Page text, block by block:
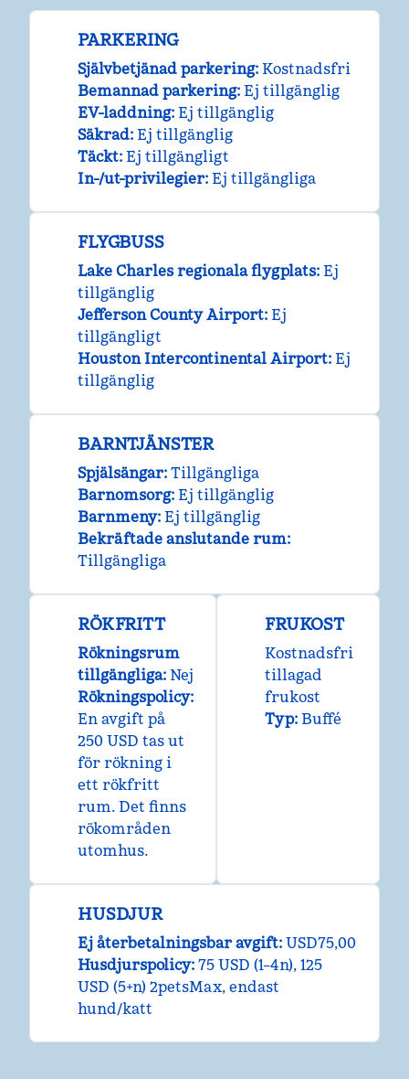
PARKERING
Självbetjänad parkering: Kostnadsfri
Bemannad parkering: Ej tillgänglig
EV-laddning: Ej tillgänglig
Säkrad: Ej tillgänglig
Täckt: Ej tillgängligt
In-/ut-privilegier: Ej tillgängliga
FLYGBUSS
Lake Charles regionala flygplats: Ej
tillgänglig
Jefferson County Airport: Ej
tillgängligt
Houston Intercontinental Airport: Ej
tillgänglig
BARNTJÄNSTER
Spjälsängar: Tillgängliga
Barnomsorg: Ej tillgänglig
Barnmeny: Ej tillgänglig
Bekräftade anslutande rum:
Tillgängliga
RÖKFRITT
Rökningsrum
tillgängliga: Nej
Rökningspolicy:
En avgift på
250 USD tas ut
för rökning i
ett rökfritt
rum. Det finns
rökområden
utomhus.
FRUKOST
Kostnadsfri
tillagad
frukost
Typ: Buffé
HUSDJUR
Ej återbetalningsbar avgift: USD75,00
Husdjurspolicy: 75 USD (1–4n), 125
USD (5+n) 2petsMax, endast
hund/katt